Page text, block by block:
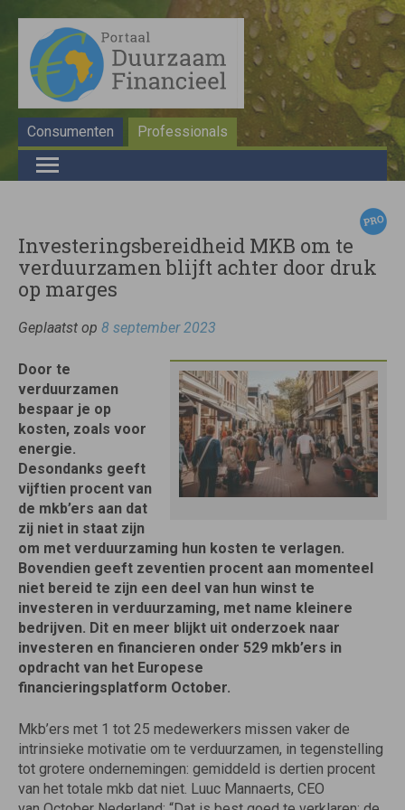
Consumenten Professionals
Investeringsbereidheid MKB om te
verduurzamen blijft achter door druk
op marges
Geplaatst op 8 september 2023
Door te
verduurzamen
bespaar je op
kosten, zoals voor
energie.
Desondanks geeft
vijftien procent van
de mkb’ers aan dat
zij niet in staat zijn
om met verduurzaming hun kosten te verlagen.
Bovendien geeft zeventien procent aan momenteel
niet bereid te zijn een deel van hun winst te
investeren in verduurzaming, met name kleinere
bedrijven. Dit en meer blijkt uit onderzoek naar
investeren en financieren onder 529 mkb’ers in
opdracht van het Europese
financieringsplatform October.
Mkb’ers met 1 tot 25 medewerkers missen vaker de
intrinsieke motivatie om te verduurzamen, in tegenstelling
tot grotere ondernemingen: gemiddeld is dertien procent
van het totale mkb dat niet. Luuc Mannaerts, CEO